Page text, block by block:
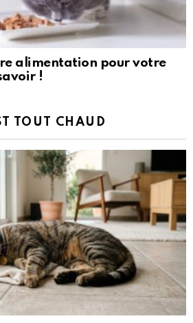
alimentation pour votre
!
TOUT CHAUD